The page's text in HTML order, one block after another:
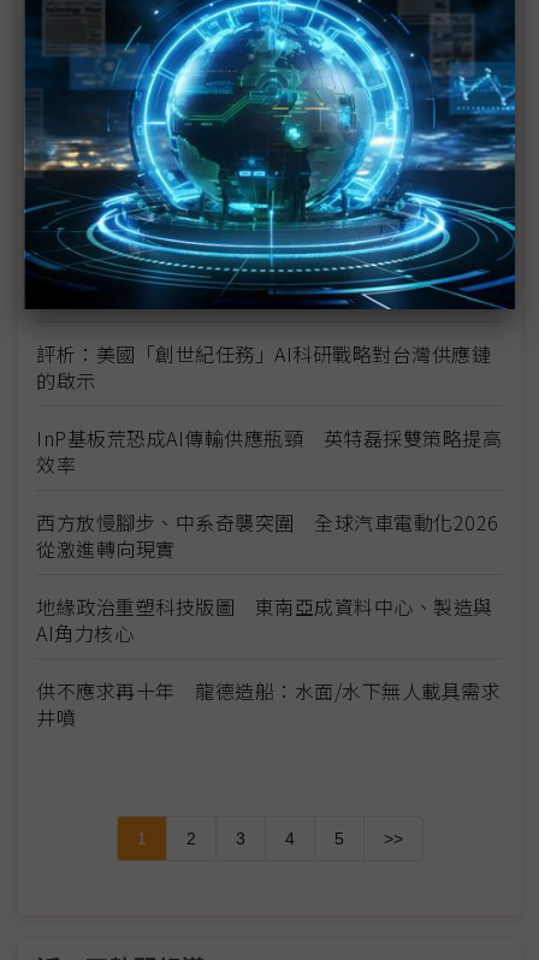
H200效能翻6倍、價格增3成 NVIDIA「清庫存」仍
讓中國動心
豐田目標2026全球生產破千萬輛 HEV需求強勁跨越
電動車放緩影響
東南亞各國與美貿易協議持續推進 2026聚焦關鍵礦
產、轉口問題
陳立武與川普關鍵40分鐘會談 將政治阻力化為英特
爾資金
評析：美國「創世紀任務」AI科研戰略對台灣供應鏈
的啟示
InP基板荒恐成AI傳輸供應瓶頸 英特磊採雙策略提高
效率
西方放慢腳步、中系奇襲突圍 全球汽車電動化2026
從激進轉向現實
地緣政治重塑科技版圖 東南亞成資料中心、製造與
AI角力核心
供不應求再十年 龍德造船：水面/水下無人載具需求
井噴
1 2 3 4 5 >>